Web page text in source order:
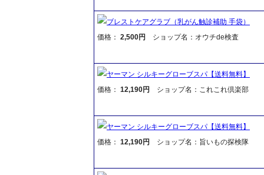
ブレストケアグラブ（乳がん触診補助 手袋）
価格： 2,500円 ショップ名：オウチde検査
ヤーマン シルキーグローブスパ【送料無料】
価格： 12,190円 ショップ名：これこれ倶楽部
ヤーマン シルキーグローブスパ【送料無料】
価格： 12,190円 ショップ名：旨いもの探検隊